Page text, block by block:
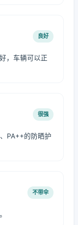
良好
，车辆可以正
很强
PA++的防晒护
不带伞